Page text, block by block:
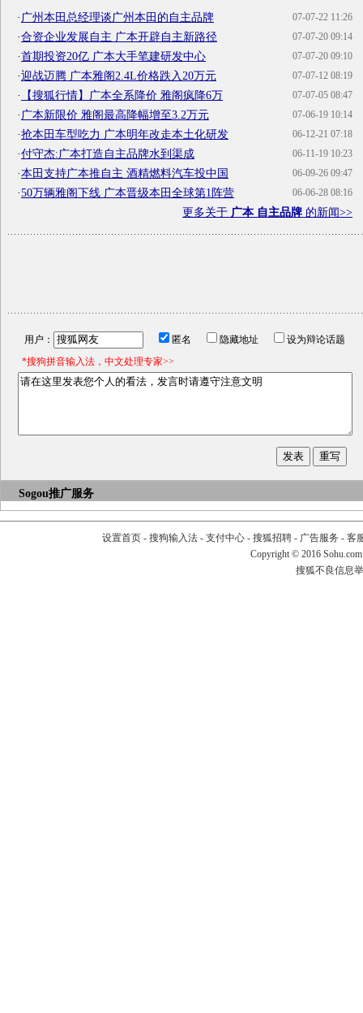
07-07-22 11:26
· 广州本田总经理谈广州本田的自主品牌
07-07-20 09:14
·合资企业发展自主 广本开辟自主新路径
07-07-20 09:10
·首期投资20亿 广本大手笔建研发中心
07-07-12 08:19
·迎战迈腾 广本雅阁2.4L价格跌入20万元
07-07-05 08:47
· 【搜狐行情】广本全系降价 雅阁疯降6万
07-06-19 10:14
· 广本新限价 雅阁最高降幅增至3.2万元
06-12-21 07:18
·抢本田车型吃力 广本明年改走本土化研发
06-11-19 10:23
·付守杰:广本打造自主品牌水到渠成
06-09-26 09:47
·本田支持广本推自主 酒精燃料汽车投中国
06-06-28 08:16
·50万辆雅阁下线 广本晋级本田全球第1阵营
更多关于 广本 自主品牌 的新闻>>
用户： 匿名 隐藏地址
设为辩论话题
*搜狗拼音输入法，中文处理专家>>
Sogou推广服务
设置首页- 搜狗输入法- 支付中心- 搜狐招聘- 广告服务 - 客
Copyright © 2016
搜狐不良信息